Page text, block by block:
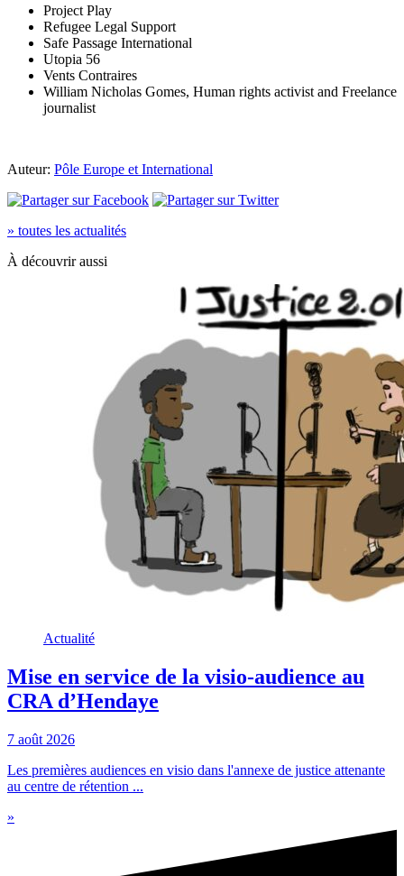
Project Play
Refugee Legal Support
Safe Passage International
Utopia 56
Vents Contraires
William Nicholas Gomes, Human rights activist and Freelance
journalist
Auteur: Pôle Europe et International
» toutes les actualités
À découvrir aussi
Actualité
Mise en service de la visio-audience au
CRA d’Hendaye
7 août 2026
Les premières audiences en visio dans l'annexe de justice attenante
au centre de rétention ...
»